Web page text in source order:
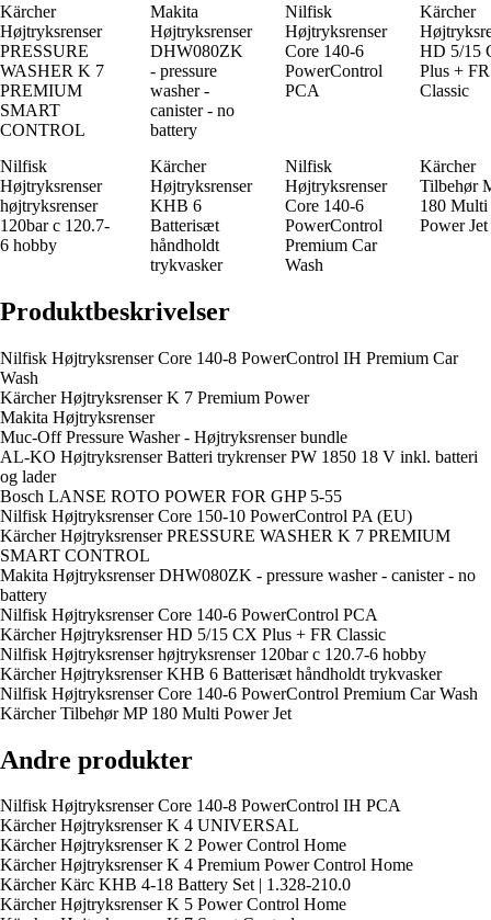
Kärcher
Højtryksrenser
PRESSURE
WASHER K 7
PREMIUM
SMART
CONTROL
Makita
Højtryksrenser
DHW080ZK
- pressure
washer -
canister - no
battery
Nilfisk
Højtryksrenser
Core 140-6
PowerControl
PCA
Kärcher
HD 5/15
Plus + FR
Classic
Nilfisk
Højtryksrenser
højtryksrenser
120bar c 120.7-
6 hobby
Kärcher
Højtryksrenser
KHB 6
Batterisæt
håndholdt
trykvasker
Nilfisk
Højtryksrenser
Core 140-6
PowerControl
Premium Car
Wash
Kärcher
Tilbehør
180 Multi
Power Jet
Produktbeskrivelser
Nilfisk Højtryksrenser Core 140-8 PowerControl IH Premium Car
Wash
Kärcher Højtryksrenser K 7 Premium Power
Makita Højtryksrenser
Muc-Off Pressure Washer - Højtryksrenser bundle
AL-KO Højtryksrenser Batteri trykrenser PW 1850 18 V inkl. batteri
og lader
Bosch LANSE ROTO POWER FOR GHP 5-55
Nilfisk Højtryksrenser Core 150-10 PowerControl PA (EU)
Kärcher Højtryksrenser PRESSURE WASHER K 7 PREMIUM
SMART CONTROL
Makita Højtryksrenser DHW080ZK - pressure washer - canister - no
battery
Nilfisk Højtryksrenser Core 140-6 PowerControl PCA
Kärcher Højtryksrenser HD 5/15 CX Plus + FR Classic
Nilfisk Højtryksrenser højtryksrenser 120bar c 120.7-6 hobby
Kärcher Højtryksrenser KHB 6 Batterisæt håndholdt trykvasker
Nilfisk Højtryksrenser Core 140-6 PowerControl Premium Car Wash
Kärcher Tilbehør MP 180 Multi Power Jet
Andre produkter
Nilfisk Højtryksrenser Core 140-8 PowerControl IH PCA
Kärcher Højtryksrenser K 4 UNIVERSAL
Kärcher Højtryksrenser K 2 Power Control Home
Kärcher Højtryksrenser K 4 Premium Power Control Home
Kärcher Kärc KHB 4-18 Battery Set | 1.328-210.0
Kärcher Højtryksrenser K 5 Power Control Home